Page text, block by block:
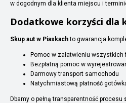
w dogodnym dla klienta miejscu i
Dodatkowe korzyści dla
Skup aut w Piaskachto gwarancja
Pomoc w załatwieniu wszystkich
Bezpłatną pomoc w
Darmowy transport samochodu
Natychmiastową płatność
Dbamy o pełną transparentność procesu